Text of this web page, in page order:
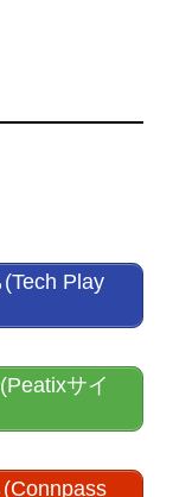
Play
サイ